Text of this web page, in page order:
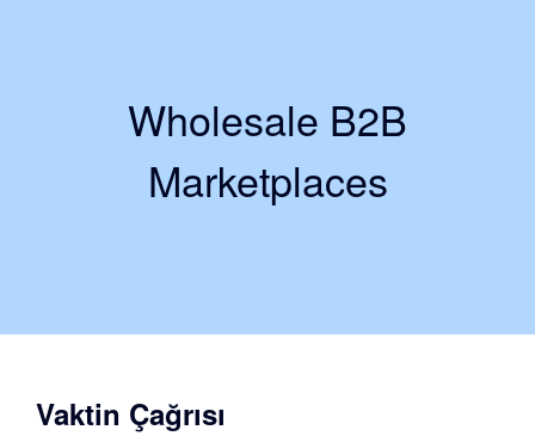
Wholesale B2B
Marketplaces
Vaktin Çağrısı